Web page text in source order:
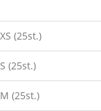
(25st.)
(25st.)
(25st.)